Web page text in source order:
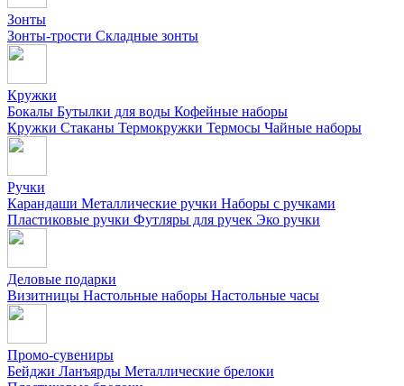
Зонты
Зонты-трости Складные зонты
Кружки
Бокалы Бутылки для воды Кофейные наборы
Кружки Стаканы Термокружки Термосы Чайные наборы
Ручки
Карандаши Металлические ручки Наборы с ручками
Пластиковые ручки Футляры для ручек Эко ручки
Деловые подарки
Визитницы Настольные наборы Настольные часы
Промо-сувениры
Бейджи Ланъярды Металлические брелоки